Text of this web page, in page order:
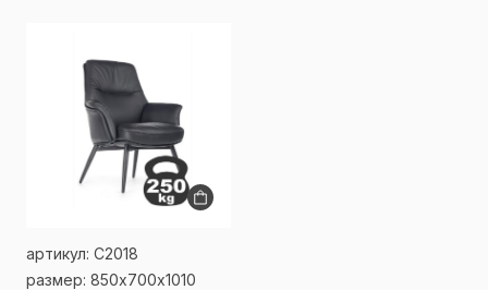
артикул: C2018
размер: 850х700х1010